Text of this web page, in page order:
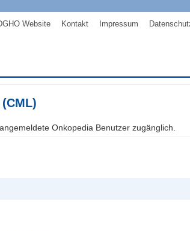
Website Kontakt Impressum
Onkopedia Benutzer zugänglich.